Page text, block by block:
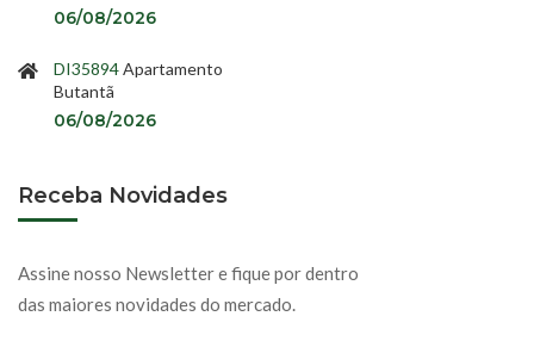
06/08/2026
DI35894Apartamento
Butantã
06/08/2026
Receba Novidades
Assine nosso Newsletter e fique por dentro
das maiores novidades do mercado.